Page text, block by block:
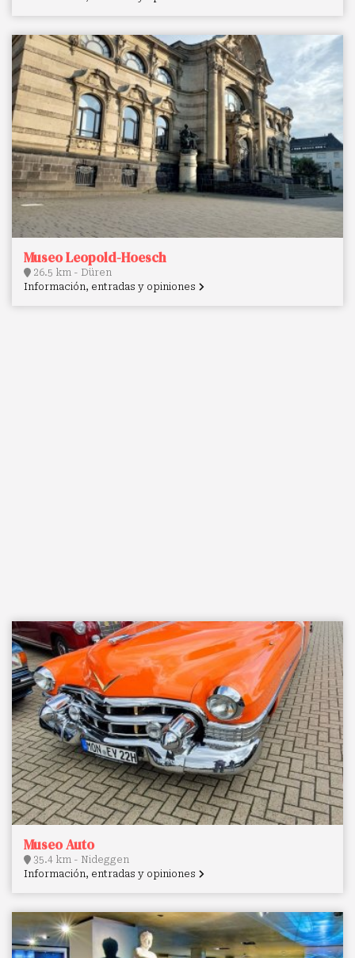
Museo Leopold-Hoesch
26.5 km - Düren
Información, entradas y opiniones
Museo Auto
35.4 km - Nideggen
Información, entradas y opiniones